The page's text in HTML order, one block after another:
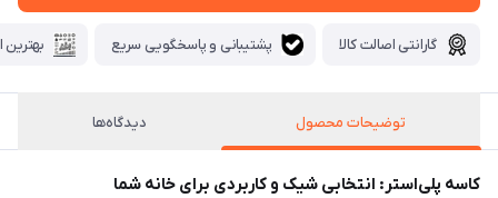
گارانتی اصالت کالا پشتیبانی و پاسخگویی سریع بهترین
توضیحات محصول دیدگاه‌ها
کاسه پلی‌استر: انتخابی شیک و کاربردی برای خانه شما